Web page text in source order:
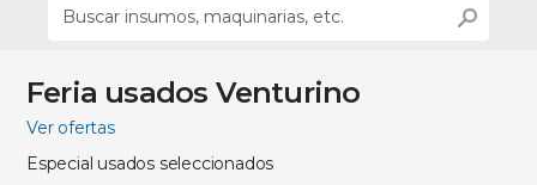
Feria usados Venturino
Ver ofertas
Especial usados seleccionados